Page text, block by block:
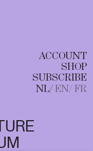
ACCOUNT
SHOP
SUBSCRIBE
NL EN FR